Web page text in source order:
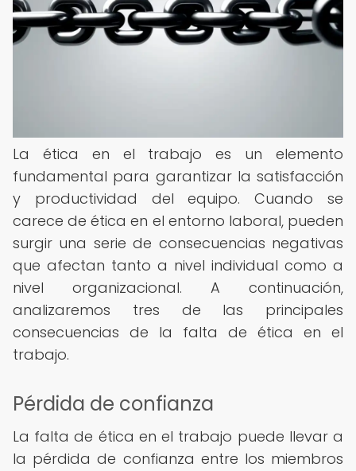
La ética en el trabajo es un elemento
fundamental para garantizar la satisfacción
y productividad del equipo. Cuando se
carece de ética en el entorno laboral, pueden
surgir una serie de consecuencias negativas
que afectan tanto a nivel individual como a
nivel organizacional. A continuación,
analizaremos tres de las principales
consecuencias de la falta de ética en el
trabajo.
Pérdida de confianza
La falta de ética en el trabajo puede llevar a
la pérdida de confianza entre los miembros